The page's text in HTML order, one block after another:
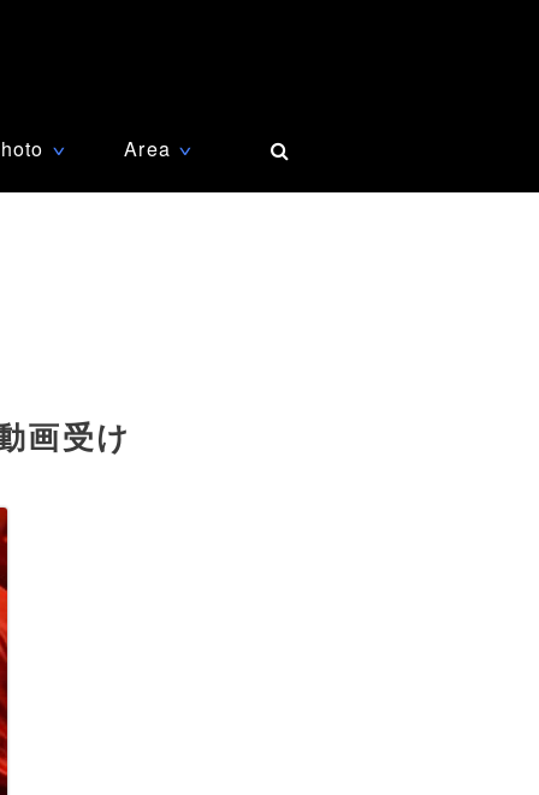
∨ Area ∨
画受け